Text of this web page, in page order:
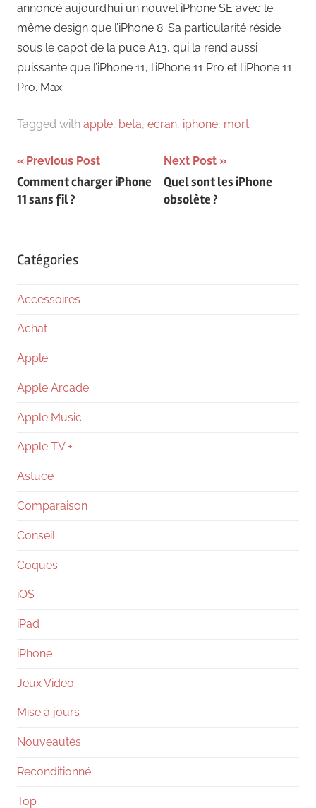
annoncé aujourd’hui un nouvel iPhone SE avec le
même design que l’iPhone 8. Sa particularité réside
sous le capot de la puce A13, qui la rend aussi
puissante que l’iPhone 11, l’iPhone 11 Pro et l’iPhone 11
Pro. Max.
Tagged with apple, beta, ecran, iphone, mort
Navigation
de
Previous Post
Comment charger iPhone
11 sans fil ?
Next Post
Quel sont les iPhone
obsolète ?
Catégories
Accessoires
Achat
Apple
Apple Arcade
Apple Music
Apple TV +
Astuce
Comparaison
Conseil
Coques
iOS
iPad
iPhone
Jeux Video
Mise à jours
Nouveautés
Reconditionné
Top